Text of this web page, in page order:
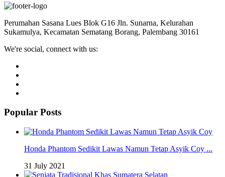
Perumahan Sasana Lues Blok G16 Jln. Sunarna, Kelurahan
Sukamulya, Kecamatan Sematang Borang, Palembang 30161
We're social, connect with us:
Popular Posts
Honda Phantom Sedikit Lawas Namun Tetap Asyik Coy ...
31 July 2021